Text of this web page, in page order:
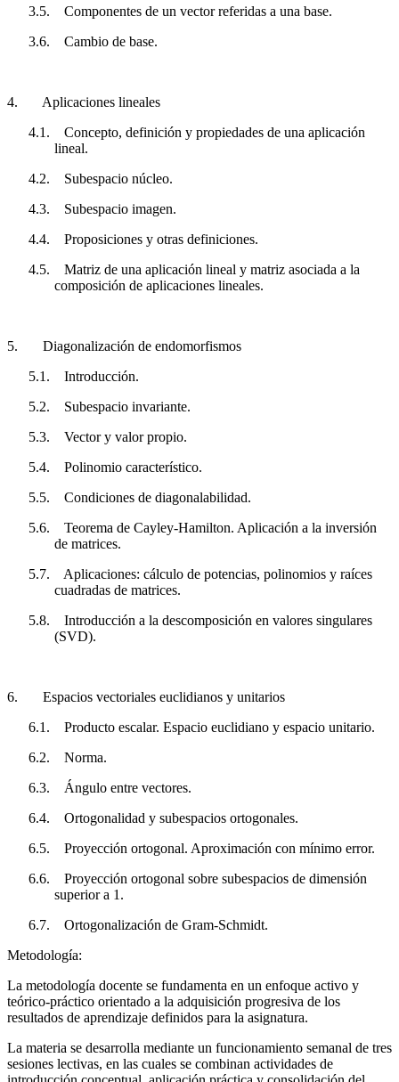
3.5.
Componentes de un vector referidas a una base.
3.6.
Cambio de base.
4.
Aplicaciones lineales
4.1.
Concepto, definición y propiedades de una aplicación
lineal.
4.2.
Subespacio núcleo.
4.3.
Subespacio imagen.
4.4.
Proposiciones y otras definiciones.
4.5.
Matriz de una aplicación lineal y matriz asociada a la
composición de aplicaciones lineales.
5.
Diagonalización de endomorfismos
5.1.
Introducción.
5.2.
Subespacio invariante.
5.3.
Vector y valor propio.
5.4.
Polinomio característico.
5.5.
Condiciones de diagonalabilidad.
5.6.
Teorema de Cayley-Hamilton. Aplicación a la inversión
de matrices.
5.7.
Aplicaciones: cálculo de potencias, polinomios y raíces
cuadradas de matrices.
5.8.
Introducción a la descomposición en valores singulares
(SVD).
6.
Espacios vectoriales euclidianos y unitarios
6.1.
Producto escalar. Espacio euclidiano y espacio unitario.
6.2.
Norma.
6.3.
Ángulo entre vectores.
6.4.
Ortogonalidad y subespacios ortogonales.
6.5.
Proyección ortogonal. Aproximación con mínimo error.
6.6.
Proyección ortogonal sobre subespacios de dimensión
superior a 1.
6.7.
Ortogonalización de Gram-Schmidt.
Metodología:
La metodología docente se fundamenta en un enfoque activo y
teórico-práctico orientado a la adquisición progresiva de los
resultados de aprendizaje definidos para la asignatura.
La materia se desarrolla mediante un funcionamiento semanal de tres
sesiones lectivas, en las cuales se combinan actividades de